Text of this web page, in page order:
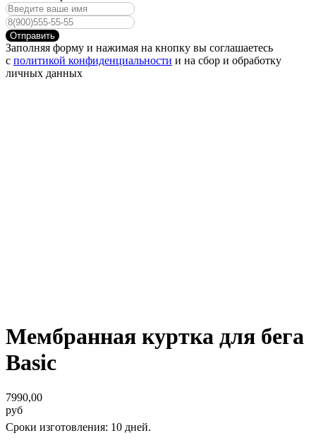
Отправить
Заполняя форму и нажимая на кнопку вы соглашаетесь
с политикой конфиденциальности и на сбор и обработку
личных данных
Мембранная куртка для бега
Basic
7990,00
руб
Сроки изготовления: 10 дней.